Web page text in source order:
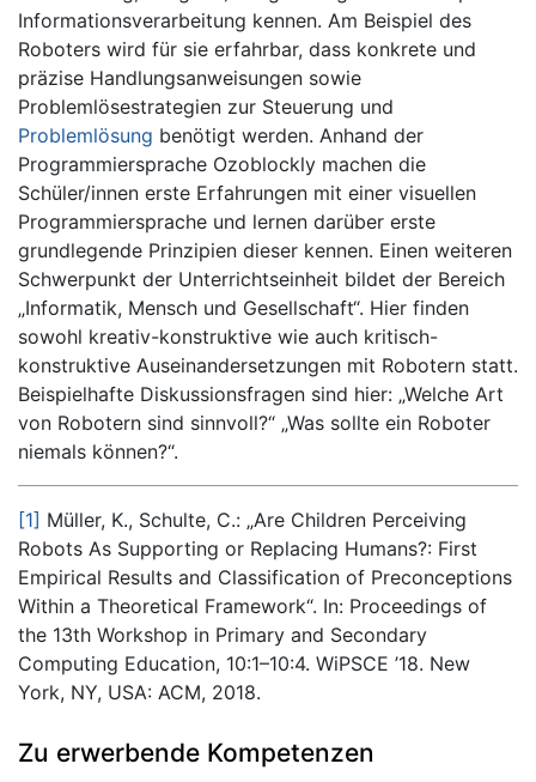
Informationsverarbeitung kennen. Am Beispiel des
Roboters wird für sie erfahrbar, dass konkrete und
präzise Handlungsanweisungen sowie
Problemlösestrategien zur Steuerung und
Problemlösung benötigt werden. Anhand der
Programmiersprache Ozoblockly machen die
Schüler/innen erste Erfahrungen mit einer visuellen
Programmiersprache und lernen darüber erste
grundlegende Prinzipien dieser kennen. Einen weiteren
Schwerpunkt der Unterrichtseinheit bildet der Bereich
„Informatik, Mensch und Gesellschaft“. Hier finden
sowohl kreativ-konstruktive wie auch kritisch-
konstruktive Auseinandersetzungen mit Robotern statt.
Beispielhafte Diskussionsfragen sind hier: „Welche Art
von Robotern sind sinnvoll?“ „Was sollte ein Roboter
niemals können?“.
[1] Müller, K., Schulte, C.: „Are Children Perceiving
Robots As Supporting or Replacing Humans?: First
Empirical Results and Classification of Preconceptions
Within a Theoretical Framework“. In: Proceedings of
the 13th Workshop in Primary and Secondary
Computing Education, 10:1–10:4. WiPSCE ’18. New
York, NY, USA: ACM, 2018.
Zu erwerbende Kompetenzen